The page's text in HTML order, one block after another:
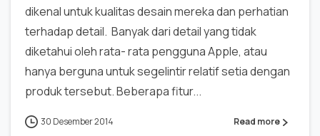
dikenal untuk kualitas desain mereka dan perhatian
terhadap detail. Banyak dari detail yang tidak
diketahui oleh rata- rata pengguna Apple, atau
hanya berguna untuk segelintir relatif setia dengan
produk tersebut. Beberapa fitur...
30 Desember 2014 Read more